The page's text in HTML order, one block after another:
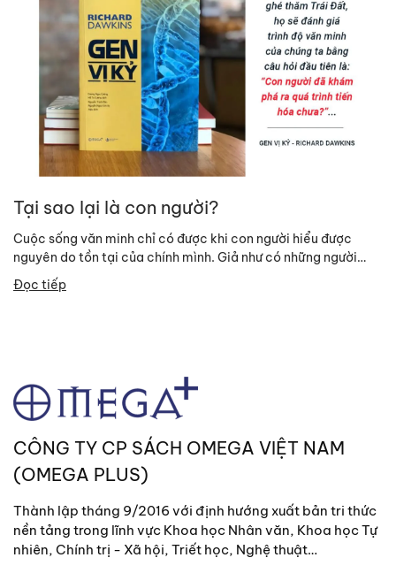
Tại sao lại là con người?
Cuộc sống văn minh chỉ có được khi con người hiểu được
nguyên do tồn tại của chính mình. Giả như có những người
ngoài hành...
Đọc tiếp
CÔNG TY CP SÁCH OMEGA VIỆT NAM
(OMEGA PLUS)
Thành lập tháng 9/2016 với định hướng xuất bản tri thức
nền tảng trong lĩnh vực Khoa học Nhân văn, Khoa học Tự
nhiên, Chính trị - Xã hội, Triết học, Nghệ thuật…